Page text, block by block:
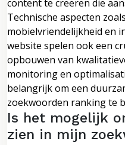
content te creëren die
Technische aspecten
mobielvriendelijkheid en
website spelen ook een
opbouwen van
monitoring en
belangrijk om een
zoekwoorden ranking te
Is het mogelijk
zien in mijn